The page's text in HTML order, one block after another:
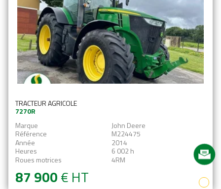
TRACTEUR AGRICOLE
7270R
Marque
John Deere
Référence
M224475
Année
2014
Heures
6 002 h
Roues motrices
4RM
87 900€ HT